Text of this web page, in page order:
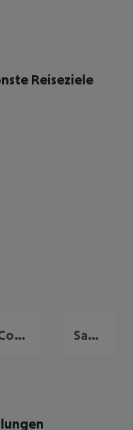
Reiseziele
Costa Adeje San Miguel de Abona